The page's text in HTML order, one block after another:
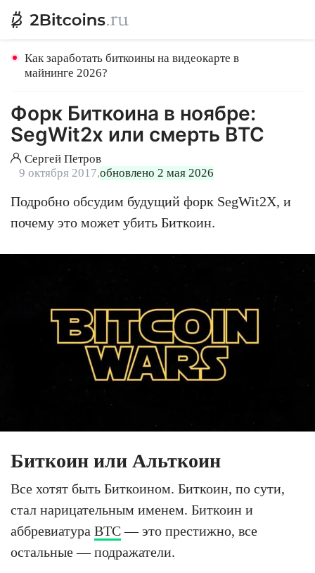
Как заработать биткоины на видеокарте в
майнинге 2026?
Форк Биткоина в ноябре:
SegWit2x или смерть BTC
Сергей Петров
9 октября 2017,обновлено 2 мая 2026
Подробно обсудим будущий форк SegWit2X, и
почему это может убить Биткоин.
Биткоин или Альткоин
Все хотят быть Биткоином. Биткоин, по сути,
стал нарицательным именем. Биткоин и
аббревиатура BTC— это престижно, все
остальные — подражатели.